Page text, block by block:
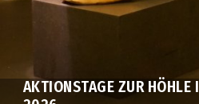
AKTIONSTAGE ZUR